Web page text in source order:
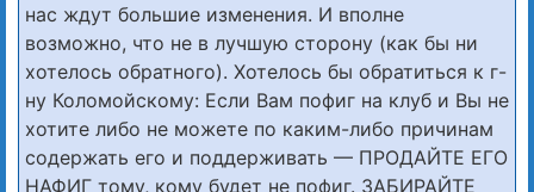
нас ждут большие изменения. И вполне
возможно, что не в лучшую сторону (как бы ни
хотелось обратного). Хотелось бы обратиться к г-
ну Коломойскому: Если Вам пофиг на клуб и Вы не
хотите либо не можете по каким-либо причинам
содержать его и поддерживать — ПРОДАЙТЕ ЕГО
НАФИГ тому, кому будет не пофиг. ЗАБИРАЙТЕ